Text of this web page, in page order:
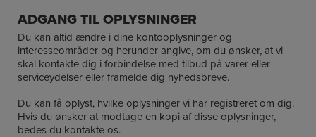
ADGANG TIL OPLYSNINGER
Du kan altid ændre i dine kontooplysninger og
interesseområder og herunder angive, om du ønsker, at vi
skal kontakte dig i forbindelse med tilbud på varer eller
serviceydelser eller framelde dig nyhedsbreve.
Du kan få oplyst, hvilke oplysninger vi har registreret om dig.
Hvis du ønsker at modtage en kopi af disse oplysninger,
bedes du kontakte os.